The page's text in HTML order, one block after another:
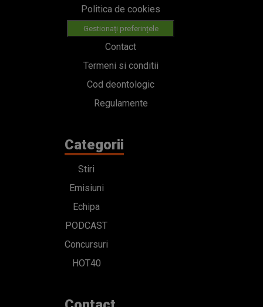
Politica de cookies
Gestionați preferințele
Contact
Termeni si conditii
Cod deontologic
Regulamente
Categorii
Stiri
Emisiuni
Echipa
PODCAST
Concursuri
HOT40